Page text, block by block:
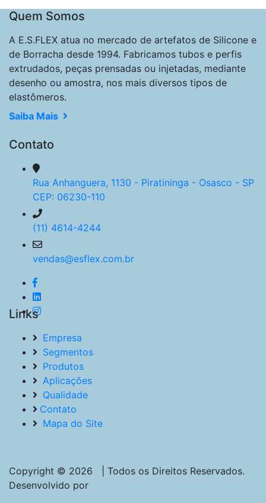
Quem Somos
A E.S.FLEX atua no mercado de artefatos de Silicone e
de Borracha desde 1994. Fabricamos tubos e perfis
extrudados, peças prensadas ou injetadas, mediante
desenho ou amostra, nos mais diversos tipos de
elastômeros.
Saiba Mais
Contato
Rua Anhanguera, 1130 - Piratininga - Osasco - SP
CEP: 06230-110
(11) 4614-4244
vendas@esflex.com.br
Links
Empresa
Segmentos
Produtos
Aplicações
Qualidade
Contato
Mapa do Site
Copyright © 2026 | Todos os Direitos Reservados.
Desenvolvido por